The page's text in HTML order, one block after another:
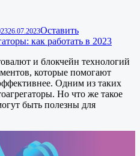
26.07.2023Оставить
как работать в 2023
и блокчейн технологий
которые помогают
Одним из таких
Но что же такое
быть полезны для